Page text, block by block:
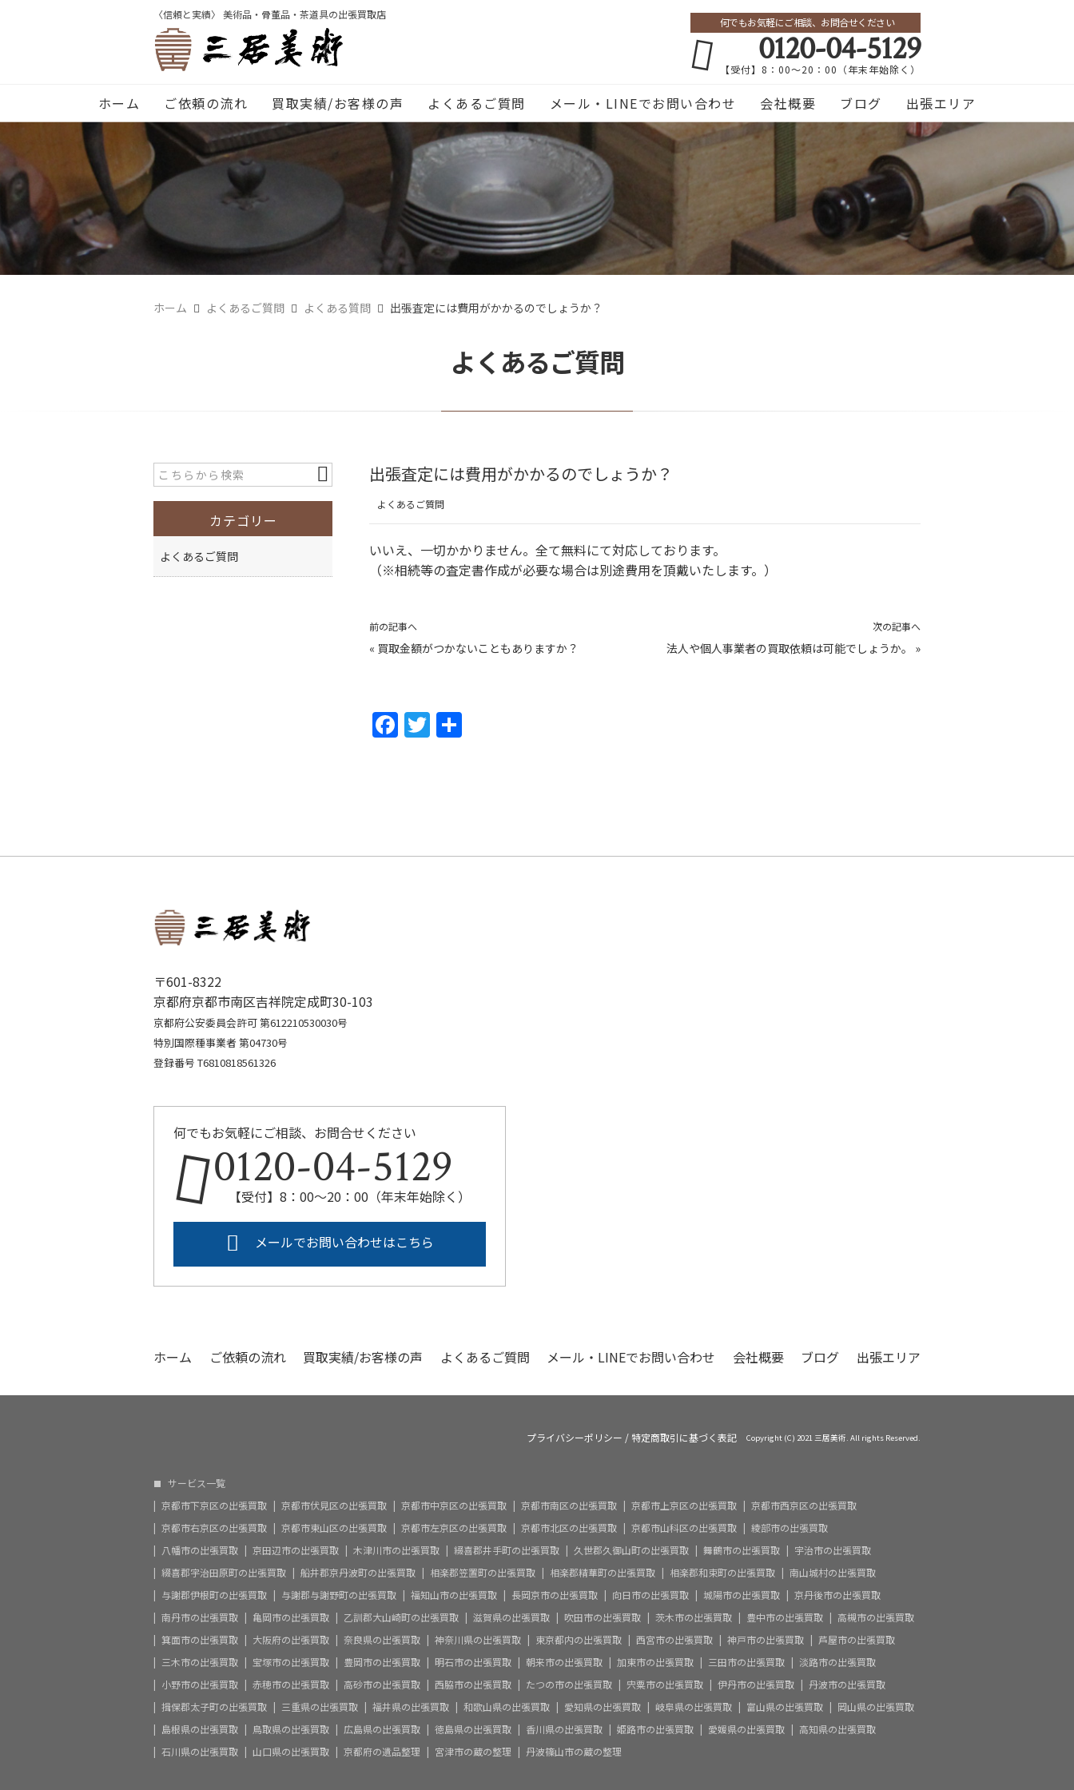
〈信頼と実績〉 美術品・骨董品・茶道具の出張買取店
何でもお気軽にご相談、お問合せください
0120-04-5129
【受付】8：00～20：00（年末年始除く）
ホーム ご依頼の流れ 買取実績/お客様の声 よくあるご質問 メール・LINEでお問い合わせ 会社概要 ブログ 出張エリア
ホーム よくあるご質問 よくある質問 出張査定には費用がかかるのでしょうか？
よくあるご質問
出張査定には費用がかかるのでしょうか？
よくあるご質問
いいえ、一切かかりません。全て無料にて対応しております。
（※相続等の査定書作成が必要な場合は別途費用を頂戴いたします。）
前の記事へ
« 買取金額がつかないこともありますか？
次の記事へ
法人や個人事業者の買取依頼は可能でしょうか。 »
F
o
T
カテゴリー
よくあるご質問
〒601-8322
京都府京都市南区吉祥院定成町30-103
京都府公安委員会許可 第612210530030号
特別国際種事業者 第04730号
登録番号 T6810818561326
何でもお気軽にご相談、お問合せください
0120-04-5129
【受付】8：00～20：00（年末年始除く）
メールでお問い合わせはこちら
ホーム ご依頼の流れ 買取実績/お客様の声 よくあるご質問 メール・LINEでお問い合わせ 会社概要 ブログ 出張エリア
プライバシーポリシー /特定商取引に基づく表記 Copyright (C) 2021 三居美術. All rights Reserved.
サービス一覧
京都市下京区の出張買取
京都市伏見区の出張買取 京都市中京区の出張買取 京都市南区の出張買取 京都市上京区の出張買取
京都市西京区の出張買取
京都市右京区の出張買取
京都市東山区の出張買取 京都市左京区の出張買取 京都市北区の出張買取 京都市山科区の出張買取
綾部市の出張買取
八幡市の出張買取
京田辺市の出張買取 木津川市の出張買取 綴喜郡井手町の出張買取 久世郡久御山町の出張買取 舞鶴市の出張買取
宇治市の出張買取
綴喜郡宇治田原町の出張買取
船井郡京丹波町の出張買取 相楽郡笠置町の出張買取 相楽郡精華町の出張買取 相楽郡和束町の出張買取
南山城村の出張買取
与謝郡伊根町の出張買取
与謝郡与謝野町の出張買取 福知山市の出張買取 長岡京市の出張買取 向日市の出張買取 城陽市の出張買取
京丹後市の出張買取
南丹市の出張買取
亀岡市の出張買取 乙訓郡大山崎町の出張買取 滋賀県の出張買取 吹田市の出張買取 茨木市の出張買取 豊中市の出張買取
高槻市の出張買取
箕面市の出張買取
大阪府の出張買取 奈良県の出張買取 神奈川県の出張買取 東京都内の出張買取 西宮市の出張買取 神戸市の出張買取
芦屋市の出張買取
三木市の出張買取
宝塚市の出張買取 豊岡市の出張買取 明石市の出張買取 朝来市の出張買取 加東市の出張買取 三田市の出張買取
淡路市の出張買取
小野市の出張買取
赤穂市の出張買取 高砂市の出張買取 西脇市の出張買取 たつの市の出張買取 宍粟市の出張買取 伊丹市の出張買取
丹波市の出張買取
揖保郡太子町の出張買取
三重県の出張買取 福井県の出張買取 和歌山県の出張買取 愛知県の出張買取 岐阜県の出張買取 富山県の出張買取
岡山県の出張買取
島根県の出張買取
鳥取県の出張買取 広島県の出張買取 徳島県の出張買取 香川県の出張買取 姫路市の出張買取 愛媛県の出張買取
高知県の出張買取
石川県の出張買取
山口県の出張買取 京都府の遺品整理 宮津市の蔵の整理 丹波篠山市の蔵の整理